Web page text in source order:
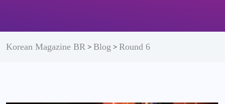
Korean Magazine BR > Blog > Round 6